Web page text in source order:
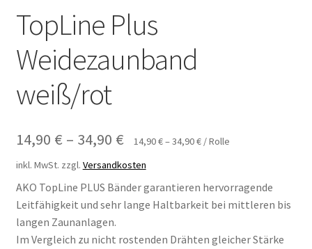
TopLine Plus
Weidezaunband
weiß/rot
14,90 € – 34,90 € 14,90€–34,90€ /Rolle
inkl. MwSt. zzgl. Versandkosten
AKO TopLine PLUS Bänder garantieren hervorragende
Leitfähigkeit und sehr lange Haltbarkeit bei mittleren bis
langen Zaunanlagen.
Im Vergleich zu nicht rostenden Drähten gleicher Stärke